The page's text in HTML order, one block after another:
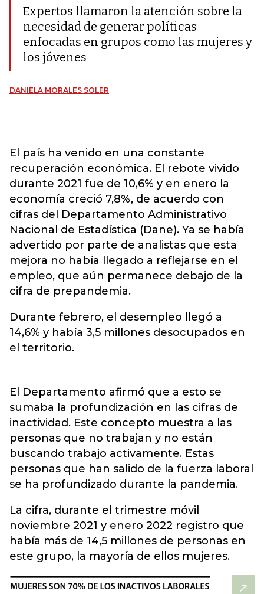
Expertos llamaron la atención sobre la
necesidad de generar políticas
enfocadas en grupos como las mujeres y
los jóvenes
DANIELA MORALES SOLER
El país ha venido en una constante
recuperación económica. El rebote vivido
durante 2021 fue de 10,6% y en enero la
economía creció 7,8%, de acuerdo con
cifras del Departamento Administrativo
Nacional de Estadística (Dane). Ya se había
advertido por parte de analistas que esta
mejora no había llegado a reflejarse en el
empleo, que aún permanece debajo de la
cifra de prepandemia.
Durante febrero, el desempleo llegó a
14,6% y había 3,5 millones desocupados en
el territorio.
El Departamento afirmó que a esto se
sumaba la profundización en las cifras de
inactividad. Este concepto muestra a las
personas que no trabajan y no están
buscando trabajo activamente. Estas
personas que han salido de la fuerza laboral
se ha profundizado durante la pandemia.
La cifra, durante el trimestre móvil
noviembre 2021 y enero 2022 registro que
había más de 14,5 millones de personas en
este grupo, la mayoría de ellos mujeres.